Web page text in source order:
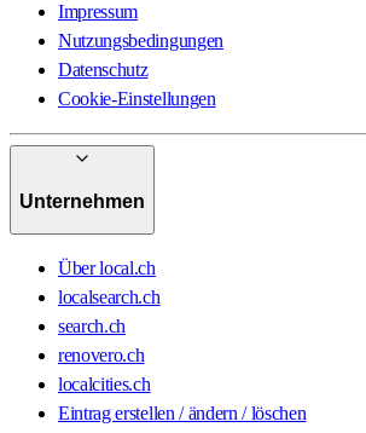
Impressum
Nutzungsbedingungen
Datenschutz
Cookie-Einstellungen
Unternehmen
Über local.ch
localsearch.ch
search.ch
renovero.ch
localcities.ch
Eintrag erstellen / ändern / löschen